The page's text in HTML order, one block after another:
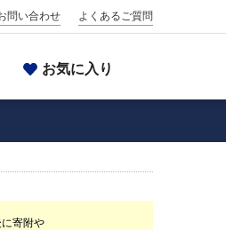
問い合わせ よくあるご質問
お気に入り
寄附や